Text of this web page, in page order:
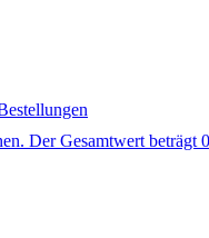
Der Gesamtwert beträgt